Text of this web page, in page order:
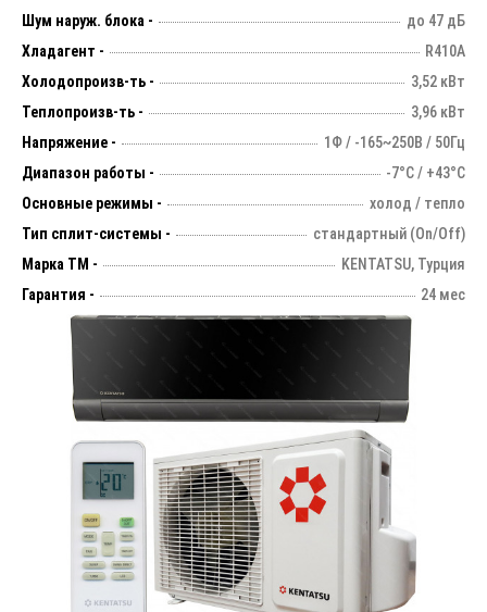
Шум наруж. блока -
до 47 дБ
Хладагент -
R410A
Холодопроизв-ть -
3,52 кВт
Теплопроизв-ть -
3,96 кВт
Напряжение -
1Ф / -165~250В / 50Гц
Диапазон работы -
-7°С / +43°С
Основные режимы -
холод / тепло
Тип сплит-системы -
стандартный (On/Off)
Марка ТМ -
KENTATSU, Турция
Гарантия -
24 мес